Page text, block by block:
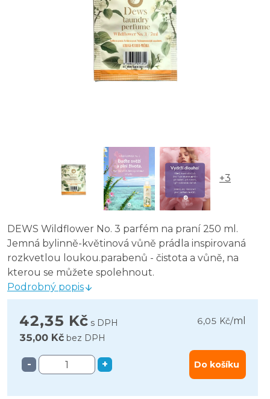
+3
DEWS Wildflower No. 3 parfém na praní 250 ml.
Jemná bylinně-květinová vůně prádla inspirovaná
rozkvetlou loukou.parabenů - čistota a vůně, na
kterou se můžete spolehnout.
Podrobný popis
42,35 Kč s DPH 6,05 Kč/ml
35,00 Kč bez DPH
- + Do košíku